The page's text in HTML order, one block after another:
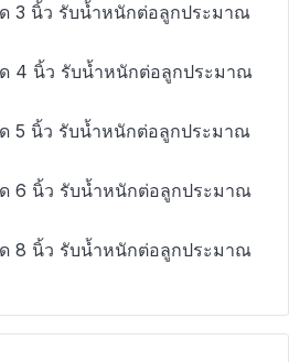
3 นิ้ว รับน้ำหนักต่อลูกประมาณ
4 นิ้ว รับน้ำหนักต่อลูกประมาณ
5 นิ้ว รับน้ำหนักต่อลูกประมาณ
6 นิ้ว รับน้ำหนักต่อลูกประมาณ
8 นิ้ว รับน้ำหนักต่อลูกประมาณ